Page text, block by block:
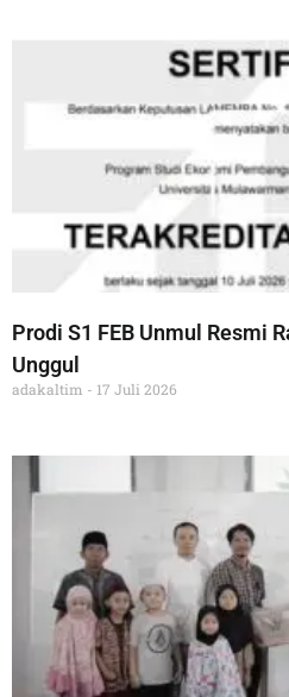
Prodi S1 FEB Unmul Resmi
Unggul
adakaltim 17 Juli 2026